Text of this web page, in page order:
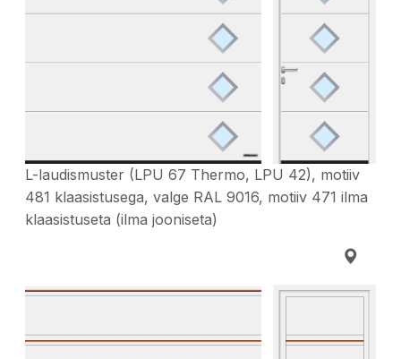
L-laudismuster (LPU 67 Thermo, LPU 42), motiiv
481 klaasistusega, valge RAL 9016, motiiv 471 ilma
klaasistuseta (ilma jooniseta)